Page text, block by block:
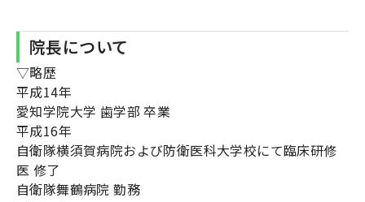
院長について
▽略歴
平成14年
愛知学院大学 歯学部 卒業
平成16年
自衛隊横須賀病院および防衛医科大学校にて臨床研修
医 修了
自衛隊舞鶴病院 勤務